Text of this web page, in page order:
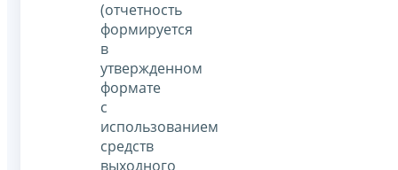
(отчетность
формируется
в
утвержденном
формате
с
использованием
средств
выходного